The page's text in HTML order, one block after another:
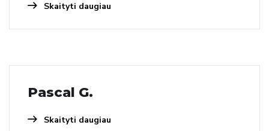
Skaityti daugiau
Pascal G.
Skaityti daugiau